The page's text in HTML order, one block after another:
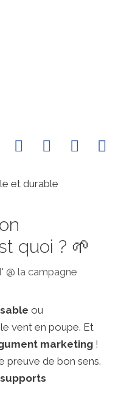
quoi ? 🌱
@ la campagne
ou
vent en poupe. Et
marketing !
preuve de bon sens.